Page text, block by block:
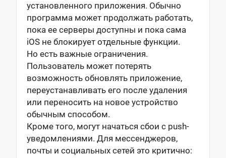
установленного приложения. Обычно
программа может продолжать работать,
пока ее серверы доступны и пока сама
iOS не блокирует отдельные функции.
Но есть важные ограничения.
Пользователь может потерять
возможность обновлять приложение,
переустанавливать его после удаления
или переносить на новое устройство
обычным способом.
Кроме того, могут начаться сбои с push-
уведомлениями. Для мессенджеров,
почты и социальных сетей это критично: